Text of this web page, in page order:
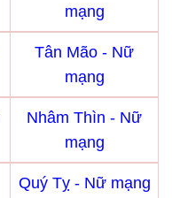
mạng
Tân Mão - Nữ
mạng
Nhâm Thìn - Nữ
mạng
Quý Tỵ - Nữ mạng